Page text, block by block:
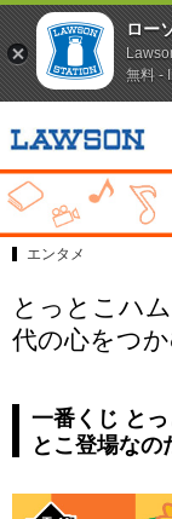
エンタメ
とっとこハ
代の心をつ
一番くじ と
とこ登場なの
ロー
無料 -